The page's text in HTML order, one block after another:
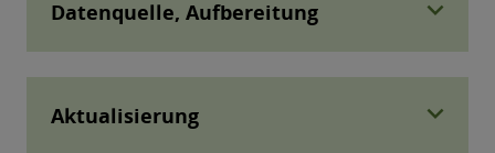
Datenquelle, Aufbereitung expand_more
Aktualisierung expand_more